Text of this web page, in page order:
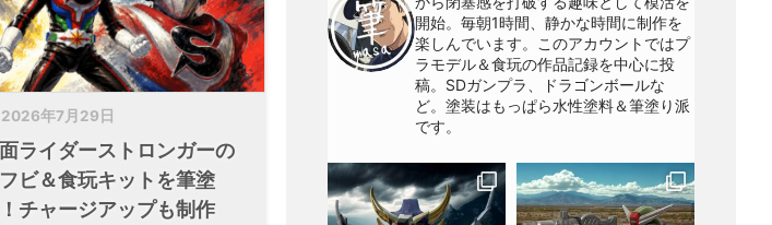
2026年7月29日
ライダーストロンガーの
ビ＆食玩キットを筆塗
チャージアップも制作
開始。毎朝1時間、静かな時間に制作を
楽しんでいます。このアカウントではプ
ラモデル＆食玩の作品記録を中心に投
稿。SDガンプラ、ドラゴンボールな
ど。塗装はもっぱら水性塗料＆筆塗り派
です。